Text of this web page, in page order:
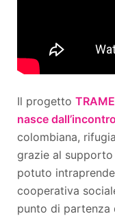
Il progetto
nasce
colombiana,
grazie al supporto
potuto
cooperativa
punto di partenza